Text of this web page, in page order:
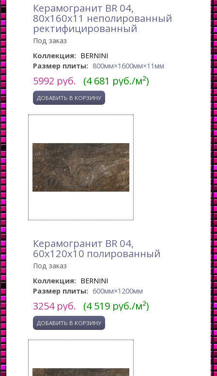
Керамогранит BR 04,
80x160x11 неполированный
ректифицированный
Под заказ
Коллекция: BERNINI
Размер плиты: 800мм×1600мм×11мм
5992 руб. (4 681 руб./м²)
Керамогранит BR 04,
60x120x10 полированный
Под заказ
Коллекция: BERNINI
Размер плиты: 600мм×1200мм
3254руб. (4 519 руб./м²)